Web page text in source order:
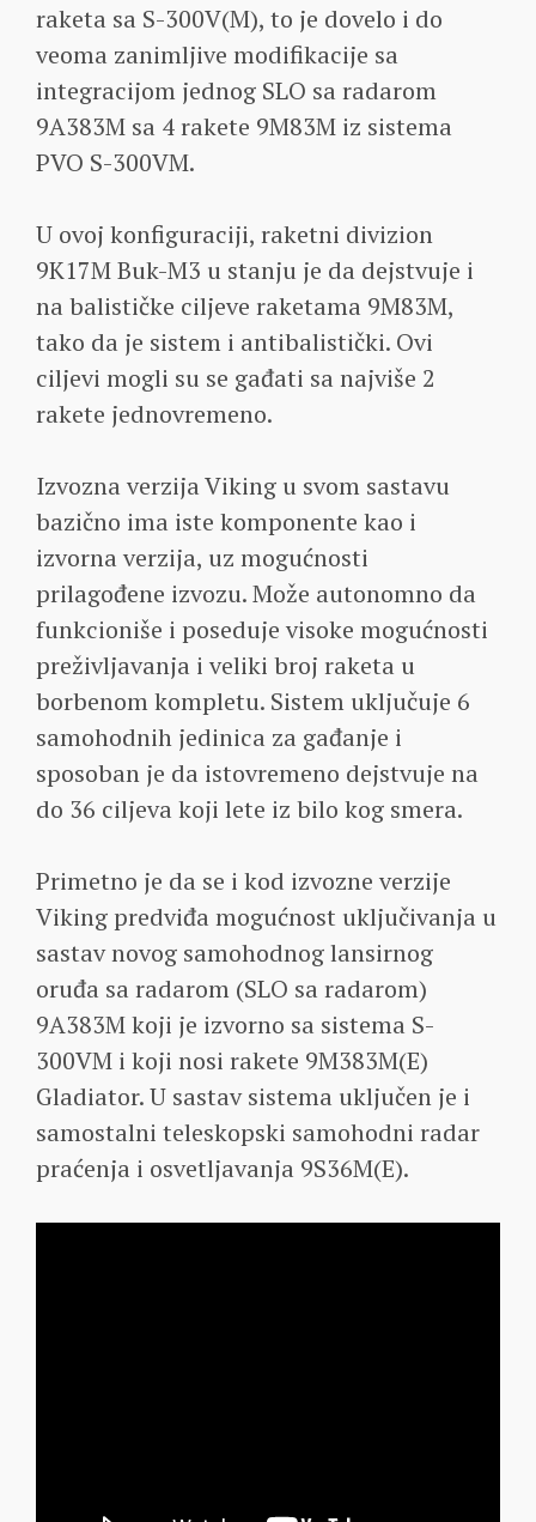
raketa sa S-300V(M), to je dovelo i do
veoma zanimljive modifikacije sa
integracijom jednog SLO sa radarom
9A383M sa 4 rakete 9M83M iz sistema
PVO S-300VM.
U ovoj konfiguraciji, raketni divizion
9K17M Buk-M3 u stanju je da dejstvuje i
na balističke ciljeve raketama 9M83M,
tako da je sistem i antibalistički. Ovi
ciljevi mogli su se gađati sa najviše 2
rakete jednovremeno.
Izvozna verzija Viking u svom sastavu
bazično ima iste komponente kao i
izvorna verzija, uz mogućnosti
prilagođene izvozu. Može autonomno da
funkcioniše i poseduje visoke mogućnosti
preživljavanja i veliki broj raketa u
borbenom kompletu. Sistem uključuje 6
samohodnih jedinica za gađanje i
sposoban je da istovremeno dejstvuje na
do 36 ciljeva koji lete iz bilo kog smera.
Primetno je da se i kod izvozne verzije
Viking predviđa mogućnost uključivanja u
sastav novog samohodnog lansirnog
oruđa sa radarom (SLO sa radarom)
9A383M koji je izvorno sa sistema S-
300VM i koji nosi rakete 9M383M(E)
Gladiator. U sastav sistema uključen je i
samostalni teleskopski samohodni radar
praćenja i osvetljavanja 9S36M(E).